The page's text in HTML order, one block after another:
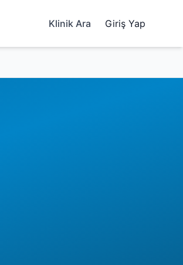
Klinik Ara Giriş Yap